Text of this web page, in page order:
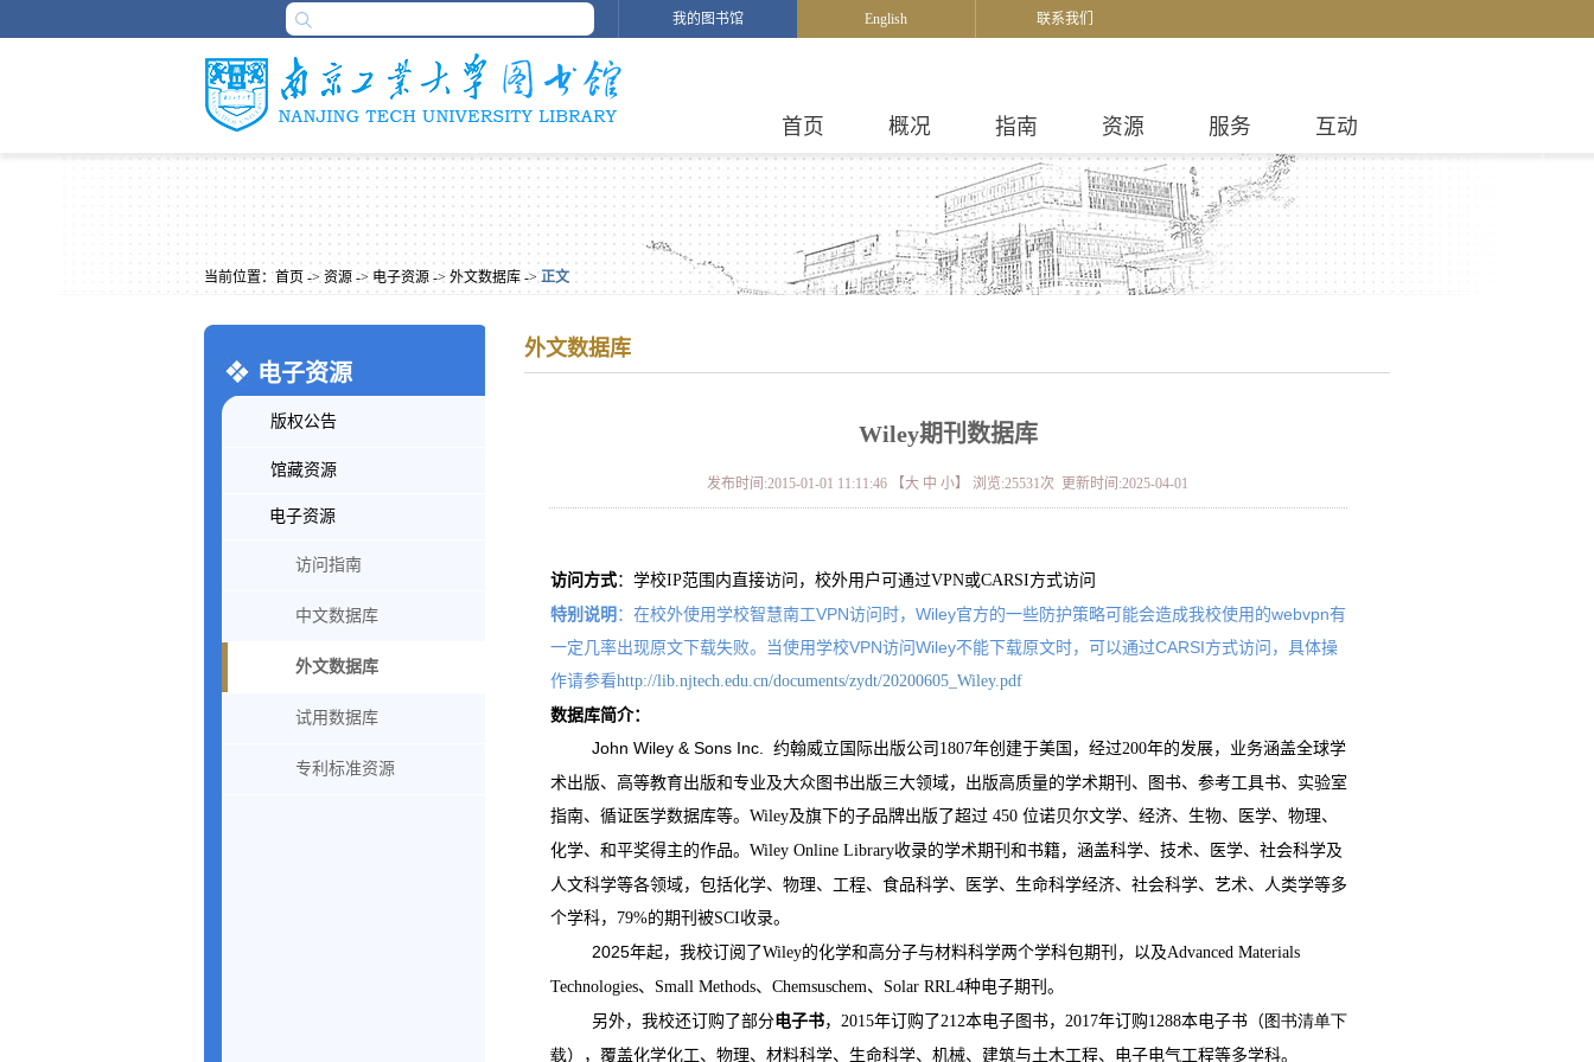
我的图书馆 English 联系我们
首页 概况 指南 资源 服务 互动
当前位置： 首页 -> 资源 -> 电子资源 -> 外文数据库 -> 正文
外文数据库
Wiley期刊数据库
发布时间:2015-01-01 11:11:46 【大 中 小】 浏览:25531次 更新时间:2025-04-01
访问方式：学校IP范围内直接访问，校外用户可通过VPN或CARSI方式访问
特别说明 ：在校外使用学校智慧南工VPN访问时，Wiley官方的一些防护策略可能会造成我校使用的webvpn有
一定几率出现原文下载失败。当使用学校VPN访问Wiley不能下载原文时，可以通过CARSI方式访问，具体操
作请参看http://lib.njtech.edu.cn/documents/zydt/20200605_Wiley.pdf
数据库简介：
John Wiley & Sons Inc. 约翰威立国际出版公司 1807年创建于美国，经过200年的发展，业务涵盖全球学
术出版、高等教育出版和专业及大众图书出版三大领域，出版高质量的学术期刊、图书、参考工具书、实验室
指南、循证医学数据库等。 Wiley及旗下的子品牌出版了超过450 位诺贝尔文学、经济、生物、医学、物理、
化学、和平奖得主的作品。 Wiley Online Library收录的学术期刊和书籍，涵盖科学、技术、医学、社会科学及
人文科学等各领域，包括化学、物理、工程、食品科学、医学、生命科学经济、社会科学、艺术、人类学等多
个学科，
79%的期刊被SCI收录。
2025年起，我校订阅了Wiley的化学和高分子与材料科学两个学科包期刊，以及Advanced Materials
Technologies、 Small Methods、 Chemsuschem、 Solar RRL4种电子期刊。
另外，我校还订购了部分电子书， 2015年订购了212本电子图书， 2017年订购1288本电子书（图书清单下
载），覆盖化学化工、物理、材料科学、生命科学、机械、建筑与土木工程、电子电气工程等多学科。
电子资源
版权公告
馆藏资源
电子资源
访问指南
中文数据库
外文数据库
试用数据库
专利标准资源